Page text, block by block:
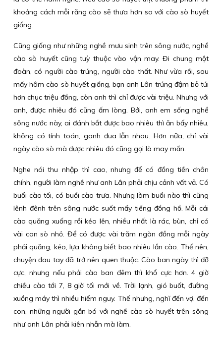
khoảng cách mỗi răng cào sẽ thưa hơn so với cào sò huyết
giống.
Cũng giống như những nghề mưu sinh trên sông nước, nghề
cào sò huyết cũng tuỳ thuộc vào vận may. Đi chung một
đoàn, có người cào trúng, người cào thất. Như vừa rồi, sau
mấy hôm cào sò huyết giống, bạn anh Lân trúng đậm bỏ túi
hơn chục triệu đồng, còn anh thì chỉ được vài triệu. Nhưng với
anh, được nhiêu đó cũng ấm lòng. Bởi, anh em sống nghề
sông nước này, ai đánh bắt được bao nhiêu thì ăn bấy nhiêu,
không có tính toán, ganh đua lẫn nhau. Hơn nữa, chỉ vài
ngày cào sò mà được nhiêu đó cũng gọi là may mắn.
Nghe nói thu nhập thì cao, nhưng để có đồng tiền chân
chính, người làm nghề như anh Lân phải chịu cảnh vất vả. Có
buổi cào tối, có buổi cào trưa. Nhưng làm buổi nào thì cũng
lênh đênh trên sông nước suốt mấy tiếng đồng hồ. Mỗi cái
cào quăng xuống rồi kéo lên, nhiều nhất là rác, bùn, chỉ có
vài con sò nhỏ. Để có được vài trăm ngàn đồng mỗi ngày
phải quăng, kéo, lựa không biết bao nhiêu lần cào. Thế nên,
chuyện đau tay đã trở nên quen thuộc. Cào ban ngày thì đỡ
cực, nhưng nếu phải cào ban đêm thì khổ cực hơn. 4 giờ
chiều cào tới 7, 8 giờ tối mới về. Trời lạnh, gió buốt, đường
xuồng máy thì nhiều hiểm nguy. Thế nhưng, nghĩ đến vợ, đến
con, những người gắn bó với nghề cào sò huyết trên sông
như anh Lân phải kiên nhẫn mà làm.